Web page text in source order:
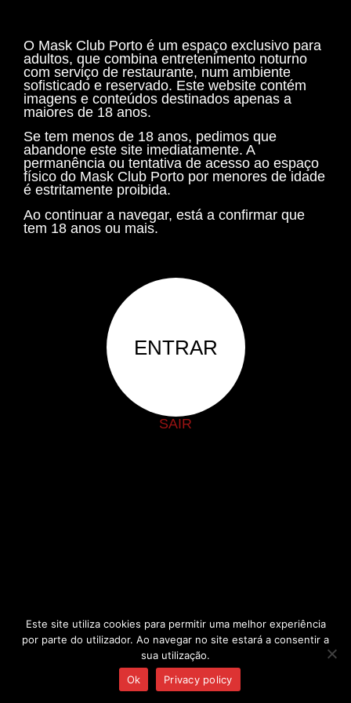
O Mask Club Porto é um espaço exclusivo para
adultos, que combina entretenimento noturno
com serviço de restaurante, num ambiente
sofisticado e reservado. Este website contém
imagens e conteúdos destinados apenas a
maiores de 18 anos.
Se tem menos de 18 anos, pedimos que
abandone este site imediatamente. A
permanência ou tentativa de acesso ao espaço
físico do Mask Club Porto por menores de idade
é estritamente proibida.
Ao continuar a navegar, está a confirmar que
tem 18 anos ou mais.
ENTRAR
SAIR
Este site utiliza cookies para permitir uma melhor experiência
por parte do utilizador. Ao navegar no site estará a consentir a
sua utilização.
Ok
Privacy policy